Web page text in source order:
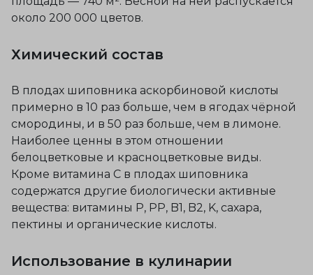
около 200 000 цветов.
Химический состав
В плодах шиповника аскорбиновой кислоты
примерно в 10 раз больше, чем в ягодах чёрной
смородины, и в 50 раз больше, чем в лимоне.
Наиболее ценны в этом отношении
белоцветковые и красноцветковые виды.
Кроме витамина C в плодах шиповника
содержатся другие биологически активные
вещества: витамины P, PP, B1, B2, K, сахара,
пектины и органические кислоты.
Использование в кулинарии